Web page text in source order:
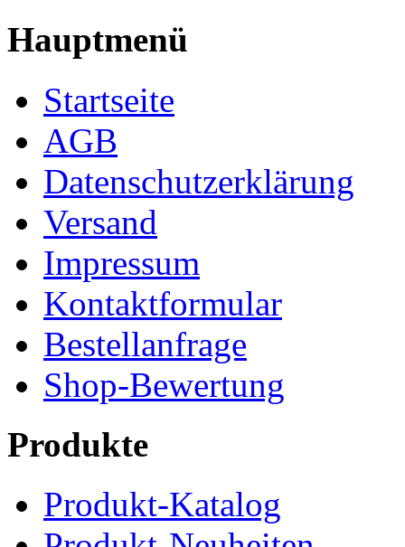
Hauptmenü
Startseite
AGB
Datenschutzerklärung
Versand
Impressum
Kontaktformular
Bestellanfrage
Shop-Bewertung
Produkte
Produkt-Katalog